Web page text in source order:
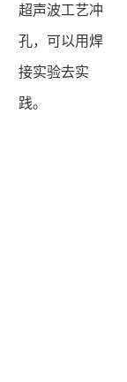
超声波工艺冲
孔，可以用焊
接实验去实
践。